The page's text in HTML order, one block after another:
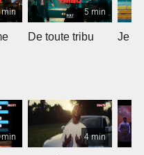
5 min
De toute tribu Je
4 min